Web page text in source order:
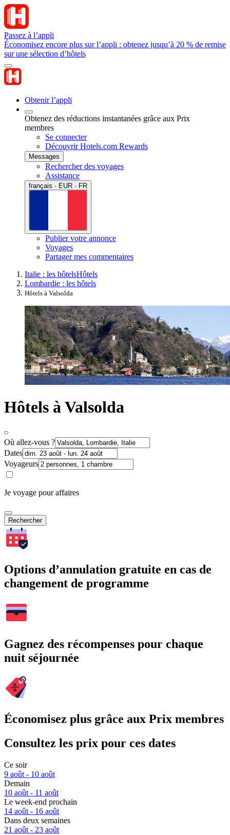
Passez à l’appli
Économisez encore plus sur l’appli : obtenez jusqu’à 20 % de remise
sur une sélection d’hôtels
Obtenir l’appli
Obtenez des réductions instantanées grâce aux Prix
membres
Se connecter
Découvrir Hotels.com Rewards
Messages
Rechercher des voyages
Assistance
français · EUR · FR
Publier votre annonce
Voyages
Partager mes commentaires
Italie : les hôtelsHôtels
Lombardie : les hôtels
Hôtels à Valsolda
Hôtels à Valsolda
Où allez-vous ?
Dates
Voyageurs
Je voyage pour affaires
Rechercher
Options d’annulation gratuite en cas de
changement de programme
Gagnez des récompenses pour chaque
nuit séjournée
Économisez plus grâce aux Prix membres
Consultez les prix pour ces dates
Ce soir
9 août - 10 août
Demain
10 août - 11 août
Le week-end prochain
14 août - 16 août
Dans deux semaines
21 août - 23 août